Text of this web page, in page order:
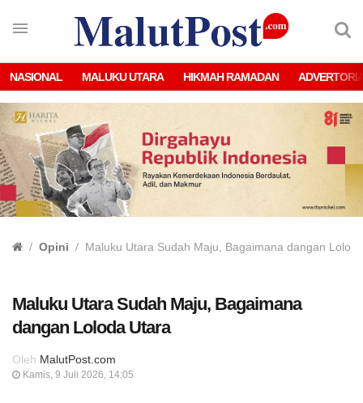
NASIONAL MALUKU UTARA HIKMAH RAMADAN
Opini Maluku Utara Sudah Maju, Bagaimana dangan
Maluku Utara Sudah Maju, Bagaimana
dangan Loloda Utara
Oleh MalutPost.com
Kamis, 9 Juli 2026, 14:05